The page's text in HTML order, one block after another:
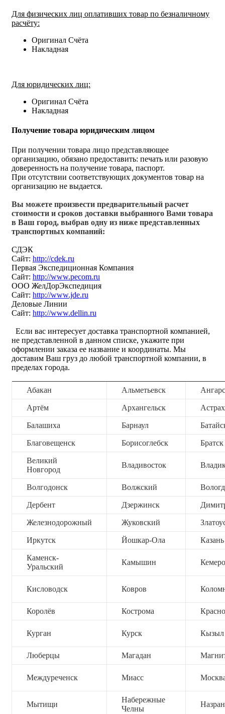
Для физических лиц оплативших товар по безналичному
расчёту:
Оригинал Счёта
Накладная
Для юридических лиц:
Оригинал Счёта
Накладная
Получение товара юридическим лицом
При получении товара лицо представляющее
организацию, обязано предоставить: печать или разовую
доверенность на получение товара, паспорт.
При отсутствии соответствующих документов товар на
организацию не выдается.
Вы можете произвести предварительный расчет
стоимости и сроков доставки выбранного Вами товара
в Ваш город, выбрав одну из ниже представленных
транспортных компаний:
СДЭК
Сайт: http://cdek.ru
Первая Экспедиционная Компания
Сайт: http://www.pecom.ru
ООО ЖелДорЭкспедиция
Сайт: http://www.jde.ru
Деловые Линии
Сайт: http://www.dellin.ru
Если вас интересует доставка транспортной компанией,
не представленной в данном списке, укажите при
оформлении заказа ее название и координаты. Мы
доставим Ваш груз до любой транспортной компании, в
пределах города.
Абакан Альметьевск
Артём Архангельск
Балашиха Барнаул
Благовещенск Борисоглебск Братск
Великий
Новгород
Владивосток
Волгодонск Волжский
Дербент Дзержинск
Железнодорожный Жуковский
Иркутск Йошкар-Ола Казань
Каменск-
Уральский
Камышин
Кисловодск Ковров
Королёв Кострома
Курган Курск Кызыл
Люберцы Магадан
Междуреченск Миасс
Мытищи
Набережные
Челны